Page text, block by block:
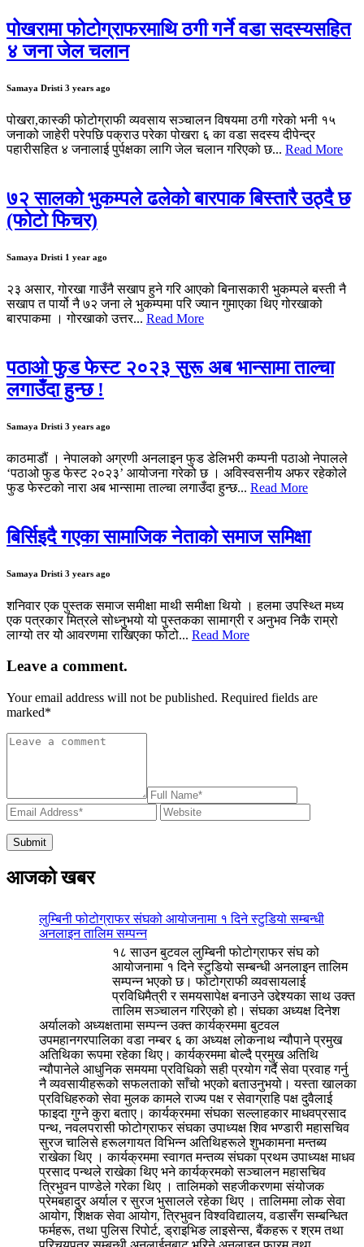
पोखरामा फोटोग्राफरमाथि ठगी गर्ने वडा सदस्यसहित
४ जना जेल चलान
Samaya Dristi 3 years ago
पोखरा,कास्की फोटोग्राफी व्यवसाय सञ्चालन विषयमा ठगी गरेको भनी १५
जनाको जाहेरी परेपछि पक्राउ परेका पोखरा ६ का वडा सदस्य दीपेन्द्र
पहारीसहित ४ जनालाई पुर्पक्षका लागि जेल चलान गरिएको छ... Read More
७२ सालको भुकम्पले ढलेको बारपाक बिस्तारै उठ्दै छ
(फोटो फिचर)
Samaya Dristi 1 year ago
२३ असार, गोरखा गाउँनै सखाप हुने गरि आएको बिनासकारी भुकम्पले बस्ती नै
सखाप त पार्यो नै ७२ जना ले भुकम्पमा परि ज्यान गुमाएका थिए गोरखाको
बारपाकमा । गोरखाको उत्तर... Read More
पठाओ फुड फेस्ट २०२३ सुरू अब भान्सामा ताल्चा
लगाउँदा हुन्छ !
Samaya Dristi 3 years ago
काठमाडौं । नेपालको अग्रणी अनलाइन फुड डेलिभरी कम्पनी पठाओ नेपालले
‘पठाओ फुड फेस्ट २०२३’ आयोजना गरेको छ । अविस्वसनीय अफर रहेकोले
फुड फेस्टको नारा अब भान्सामा ताल्चा लगाउँदा हुन्छ... Read More
बिर्सिइदै गएका सामाजिक नेताको समाज समिक्षा
Samaya Dristi 3 years ago
शनिवार एक पुस्तक समाज समीक्षा माथी समीक्षा थियो । हलमा उपस्थ्ति मध्य
एक पत्रकार मित्रले सोध्नुभयो यो पुस्तकका सामाग्री र अनुभव निकै राम्रो
लाग्यो तर योे आवरणमा राखिएका फोटो... Read More
Leave a comment.
Your email address will not be published. Required fields are
marked*
आजको खबर
लुम्बिनी फोटोग्राफर संघको आयोजनामा १ दिने स्टुडियो सम्बन्धी
अनलाइन तालिम सम्पन्न
१८ साउन बुटवल लुम्बिनी फोटोग्राफर संघ को
आयोजनामा १ दिने स्टुडियो सम्बन्धी अनलाइन तालिम
सम्पन्न भएको छ। फोटोग्राफी व्यवसायलाई
प्रविधिमैत्री र समयसापेक्ष बनाउने उद्देश्यका साथ उक्त
तालिम सञ्चालन गरिएको हो। संघका अध्यक्ष दिनेश
अर्यालको अध्यक्षतामा सम्पन्न उक्त कार्यक्रममा बुटवल
उपमहानगरपालिका वडा नम्बर ६ का अध्यक्ष लोकनाथ न्यौपाने प्रमुख
अतिथिका रूपमा रहेका थिए। कार्यक्रममा बोल्दै प्रमुख अतिथि
न्यौपानेले आधुनिक समयमा प्रविधिको सही प्रयोग गर्दै सेवा प्रवाह गर्नु
नै व्यवसायीहरूको सफलताको साँचो भएको बताउनुभयो। यस्ता खालका
प्रविधिहरुको सेवा मुलक कामले राज्य पक्ष र सेवाग्राहि पक्ष दुवैलाई
फाइदा गुग्ने कुरा बताए। कार्यक्रममा संघका सल्लाहकार माधवप्रसाद
पन्थ, नवलपरासी फोटोग्राफर संघका उपाध्यक्ष शिव भण्डारी महासचिव
सुरज चालिसे हरूलगायत विभिन्न अतिथिहरूले शुभकामना मन्तब्य
राखेका थिए । कार्यक्रममा स्वागत मन्तव्य संघका प्रथम उपाध्यक्ष माधव
प्रसाद पन्थले राखेका थिए भने कार्यक्रमको सञ्चालन महासचिव
त्रिभुवन पाण्डेले गरेका थिए । तालिमको सहजीकरणमा संयोजक
प्रेमबहादुर अर्याल र सुरज भुसालले रहेका थिए । तालिममा लोक सेवा
आयोग, शिक्षक सेवा आयोग, त्रिभुवन विश्वविद्यालय, वडासँग सम्बन्धित
फर्महरू, तथा पुलिस रिपोर्ट, ड्राइभिङ लाइसेन्स, बैंकहरू र श्रम तथा